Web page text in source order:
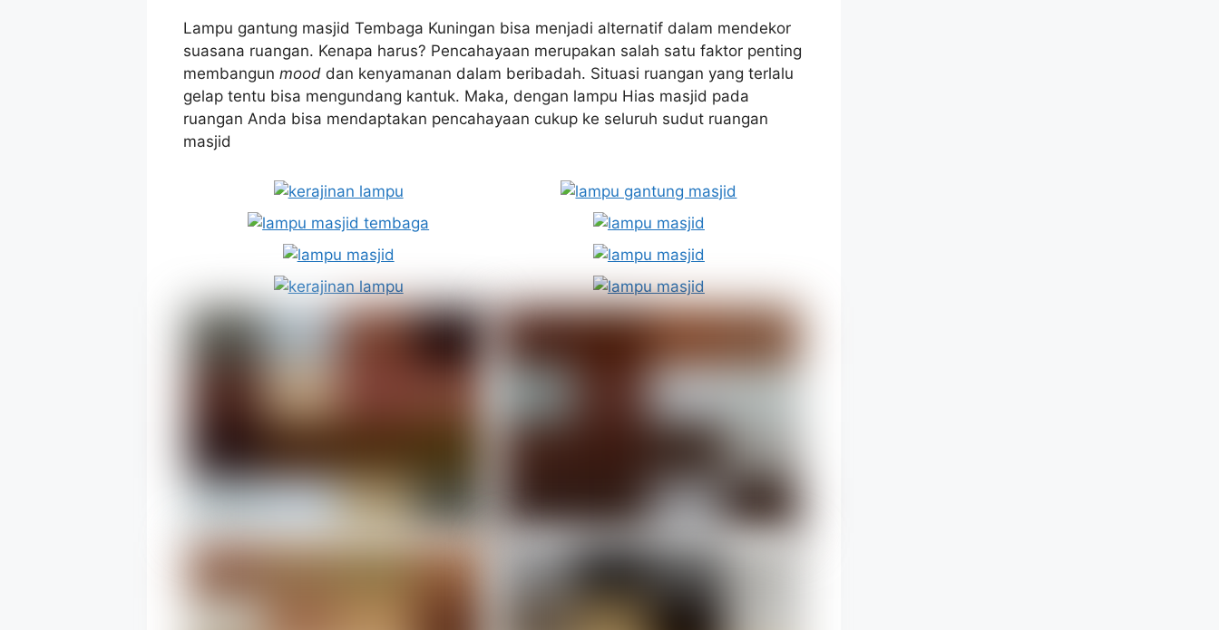
Lampu gantung masjid Tembaga Kuningan bisa menjadi alternatif dalam mendekor
suasana ruangan. Kenapa harus? Pencahayaan merupakan salah satu faktor penting
membangun mood dan kenyamanan dalam beribadah. Situasi ruangan yang terlalu
gelap tentu bisa mengundang kantuk. Maka, dengan lampu Hias masjid pada
ruangan Anda bisa mendaptakan pencahayaan cukup ke seluruh sudut ruangan
masjid